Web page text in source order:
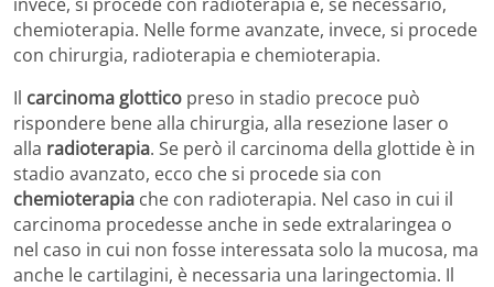
chemioterapia. Nelle forme avanzate, invece, si procede
con chirurgia, radioterapia e chemioterapia.
Il carcinoma glottico preso in stadio precoce può
rispondere bene alla chirurgia, alla resezione laser o
alla radioterapia. Se però il carcinoma della glottide è in
stadio avanzato, ecco che si procede sia con
chemioterapia che con radioterapia. Nel caso in cui il
carcinoma procedesse anche in sede extralaringea o
nel caso in cui non fosse interessata solo la mucosa, ma
anche le cartilagini, è necessaria una laringectomia. Il